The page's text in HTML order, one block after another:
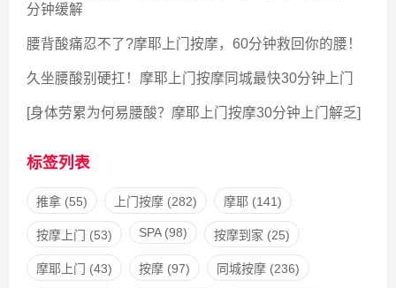
分钟缓解
腰背酸痛忍不了?摩耶上门按摩，60分钟救回你的腰！
久坐腰酸别硬扛！摩耶上门按摩同城最快30分钟上门
[身体劳累为何易腰酸？摩耶上门按摩30分钟上门解乏]
标签列表
推拿(55) 上门按摩(282) 摩耶(141)
按摩上门 (53) SPA(98) 按摩到家 (25)
摩耶上门 (43) 按摩(97) 同城按摩(236)